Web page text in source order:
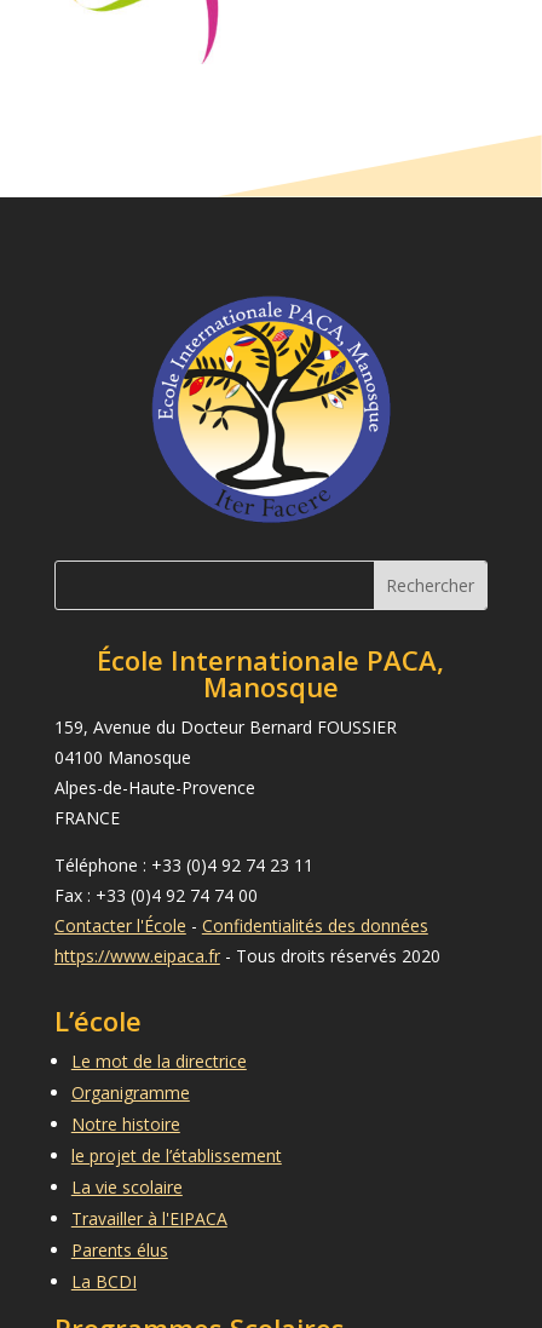
École Internationale PACA,
Manosque
159, Avenue du Docteur Bernard FOUSSIER
04100 Manosque
Alpes-de-Haute-Provence
FRANCE
Téléphone : +33 (0)4 92 74 23 11
Fax : +33 (0)4 92 74 74 00
Contacter l'École - Confidentialités des données
https://www.eipaca.fr- Tous droits réservés 2020
L’école
Le mot de la directrice
Organigramme
Notre histoire
le projet de l’établissement
La vie scolaire
Travailler à l'EIPACA
Parents élus
La BCDI